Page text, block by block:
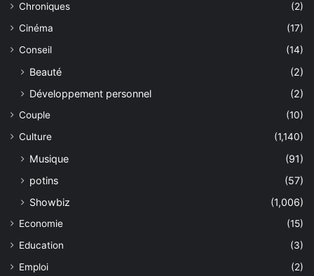
Chroniques
(2)
Cinéma
(17)
Conseil
(14)
Beauté
(2)
Développement personnel
(2)
Couple
(10)
Culture
(1,140)
Musique
(91)
potins
(57)
Showbiz
(1,006)
Economie
(15)
Education
(3)
Emploi
(2)